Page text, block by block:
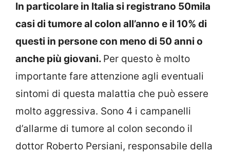
In particolare in Italia si registrano 50mila
casi di tumore al colon all’anno e il 10% di
questi in persone con meno di 50 anni o
anche più giovani. Per questo è molto
importante fare attenzione agli eventuali
sintomi di questa malattia che può essere
molto aggressiva. Sono 4 i campanelli
d’allarme di tumore al colon secondo il
dottor Roberto Persiani, responsabile della